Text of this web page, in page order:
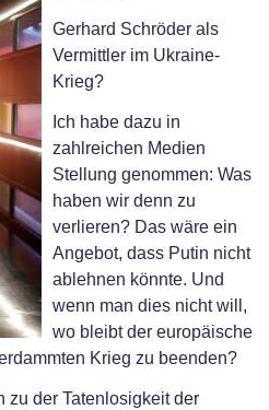
Gerhard Schröder als
Vermittler im Ukraine-
Krieg?
Ich habe dazu in
zahlreichen Medien
Stellung genommen: Was
haben wir denn zu
verlieren? Das wäre ein
Angebot, dass Putin nicht
ablehnen könnte. Und
wenn man dies nicht will,
wo bleibt der europäische
Krieg zu beenden?
zu der Tatenlosigkeit der